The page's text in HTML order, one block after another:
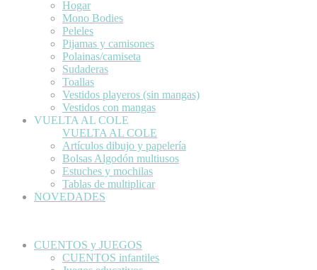
Hogar
Mono Bodies
Peleles
Pijamas y camisones
Polainas/camiseta
Sudaderas
Toallas
Vestidos playeros (sin mangas)
Vestidos con mangas
VUELTA AL COLE
VUELTA AL COLE
Artículos dibujo y papelería
Bolsas Algodón multiusos
Estuches y mochilas
Tablas de multiplicar
NOVEDADES
CUENTOS y JUEGOS
CUENTOS infantiles